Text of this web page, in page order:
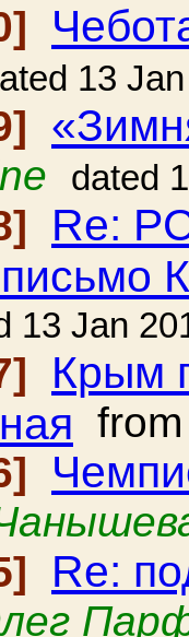
13
dated
Re:
13 Jan
Крым
Re: